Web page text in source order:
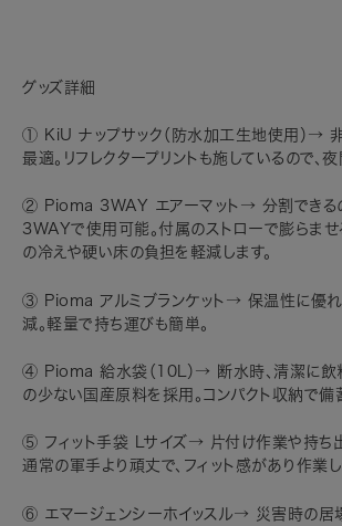
グッズ詳細
① KiU ナップサック（防水加工生地使用）→
最適。リフレクタープリントも施しているので、
② Pioma 3WAY エアーマット→ 分割できる
3WAYで使用可能。付属のストローで膨らませ
の冷えや硬い床の負担を軽減します。
③ Pioma アルミブランケット→ 保温性に優れ
減。軽量で持ち運びも簡単。
④ Pioma 給水袋（10L）→ 断水時、清潔に飲
の少ない国産原料を採用。コンパクト収納で備
⑤ フィット手袋 Lサイズ→ 片付け作業や持ち
通常の軍手より頑丈で、フィット感があり作業し
⑥ エマージェンシーホイッスル→ 災害時の居